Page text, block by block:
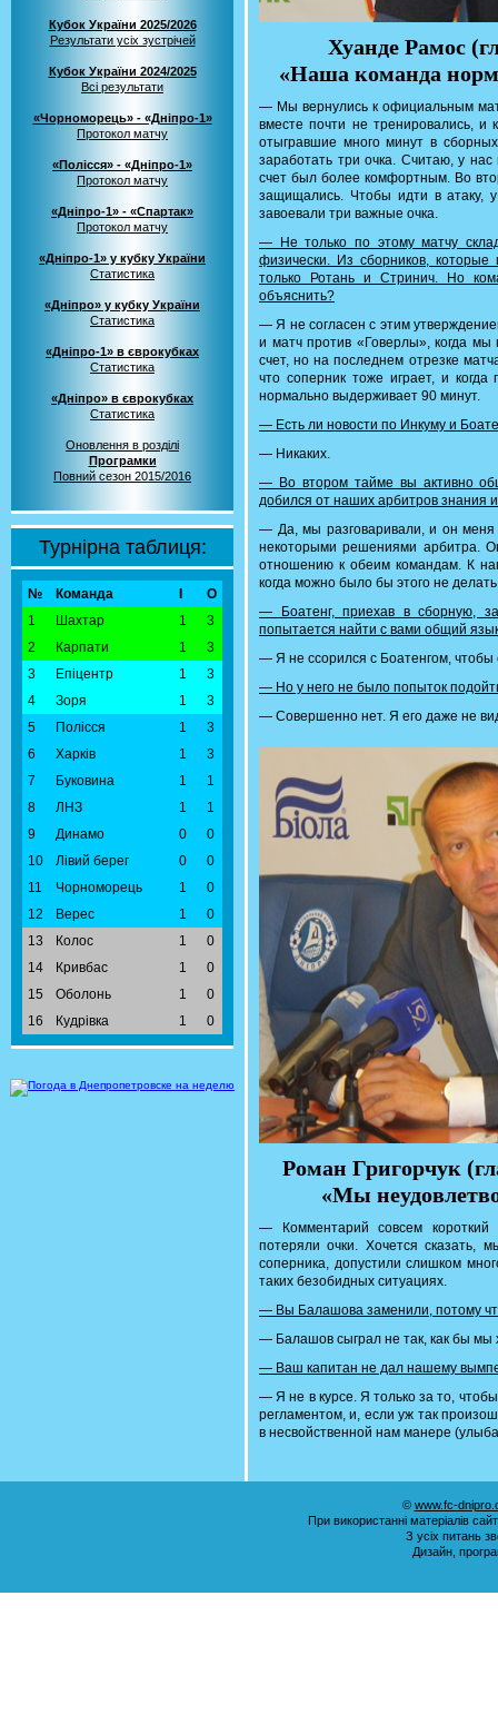
Кубок України 2025/2026
Результати усіх зустрічей
Кубок України 2024/2025
Всі результати
«Чорноморець» - «Дніпро-1»
Протокол матчу
«Полісся» - «Дніпро-1»
Протокол матчу
«Дніпро-1» - «Спартак»
Протокол матчу
«Дніпро-1» у кубку України
Статистика
«Дніпро» у кубку України
Статистика
«Дніпро-1» в єврокубках
Статистика
«Дніпро» в єврокубках
Статистика
Оновлення в розділі
Програмки
Повний сезон 2015/2016
Турнірна таблиця:
№ Команда
О
1
Шахтар 1
3
2
Карпати 1
3
3
Епіцентр 1
3
4
Зоря 1
3
5
Полісся 1
3
6
Харків 1
3
7
Буковина 1
1
8
ЛНЗ 1
1
9
Динамо 0
0
10
Лівий берег 0
0
11
Чорноморець 1
0
12
Верес 1
0
13
Колос 1
0
14
Кривбас 1
0
15
Оболонь 1
0
16
Кудрівка 1 0
Хуанде Рамос
«Наша команда
— Мы вернулись к официальным
вместе почти не тренировались, и
отыгравшие много минут в
заработать три очка. Считаю, у
счет был более комфортным. Во
защищались. Чтобы идти в атаку,
завоевали три важные очка.
— Не только по этому матчу
физически. Из сборников,
только Ротань и Стринич. Но
объяснить?
— Я не согласен с этим
и матч против «Говерлы», когда
счет, но на последнем отрезке
что соперник тоже играет, и
нормально выдерживает 90 минут.
— Есть ли новости по Инкуму и
— Никаких.
— Во втором тайме вы активно
добился от наших арбитров знания
— Да, мы разговаривали, и он
некоторыми решениями арбитра.
отношению к обеим командам. К
когда можно было бы этого не
— Боатенг, приехав в сборную,
попытается найти с вами общий
— Я не ссорился с Боатенгом, чтобы
— Но у него не было попыток
— Совершенно нет. Я его даже не
Роман Григорчук
«Мы
— Комментарий совсем
потеряли очки. Хочется сказать,
соперника, допустили слишком
таких безобидных ситуациях.
— Вы Балашова заменили, потому
— Балашов сыграл не так, как бы мы
— Ваш капитан не дал нашему
— Я не в курсе. Я только за то,
регламентом, и, если уж так
в несвойственной нам манере
© www.fc-
При використанні матеріалів
З усіх питань
Дизайн,